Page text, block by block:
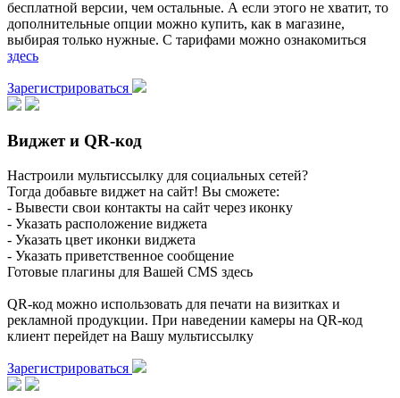
бесплатной версии, чем остальные. А если этого не хватит, то
дополнительные опции можно купить, как в магазине,
выбирая только нужные. С тарифами можно ознакомиться
здесь
Зарегистрироваться
Виджет и QR-код
Настроили мультиссылку для социальных сетей?
Тогда добавьте виджет на сайт! Вы сможете:
- Вывести свои контакты на сайт через иконку
- Указать расположение виджета
- Указать цвет иконки виджета
- Указать приветственное сообщение
Готовые плагины для Вашей CMS здесь
QR-код можно использовать для печати на визитках и
рекламной продукции. При наведении камеры на QR-код
клиент перейдет на Вашу мультиссылку
Зарегистрироваться